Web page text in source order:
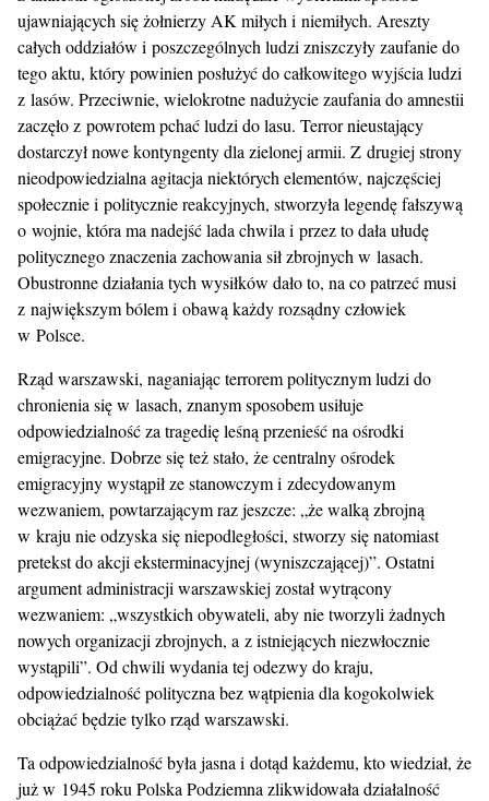
ujawniających się żołnierzy AK miłych i niemiłych. Areszty
całych oddziałów i poszczególnych ludzi zniszczyły zaufanie do
tego aktu, który powinien posłużyć do całkowitego wyjścia ludzi
z lasów. Przeciwnie, wielokrotne nadużycie zaufania do amnestii
zaczęło z powrotem pchać ludzi do lasu. Terror nieustający
dostarczył nowe kontyngenty dla zielonej armii. Z drugiej strony
nieodpowiedzialna agitacja niektórych elementów, najczęściej
społecznie i politycznie reakcyjnych, stworzyła legendę fałszywą
o wojnie, która ma nadejść lada chwila i przez to dała ułudę
politycznego znaczenia zachowania sił zbrojnych w lasach.
Obustronne działania tych wysiłków dało to, na co patrzeć musi
z największym bólem i obawą każdy rozsądny człowiek
w Polsce.
Rząd warszawski, naganiając terrorem politycznym ludzi do
chronienia się w lasach, znanym sposobem usiłuje
odpowiedzialność za tragedię leśną przenieść na ośrodki
emigracyjne. Dobrze się też stało, że centralny ośrodek
emigracyjny wystąpił ze stanowczym i zdecydowanym
wezwaniem, powtarzającym raz jeszcze: „że walką zbrojną
w kraju nie odzyska się niepodległości, stworzy się natomiast
pretekst do akcji eksterminacyjnej (wyniszczającej)”. Ostatni
argument administracji warszawskiej został wytrącony
wezwaniem: „wszystkich obywateli, aby nie tworzyli żadnych
nowych organizacji zbrojnych, a z istniejących niezwłocznie
wystąpili”. Od chwili wydania tej odezwy do kraju,
odpowiedzialność polityczna bez wątpienia dla kogokolwiek
obciążać będzie tylko rząd warszawski.
Ta odpowiedzialność była jasna i dotąd każdemu, kto wiedział, że
już w 1945 roku Polska Podziemna zlikwidowała działalność